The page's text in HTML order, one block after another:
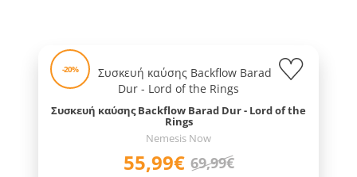
-20%
Συσκευή καύσης Backflow Barad Dur - Lord of the
Rings
Nemesis Now
55,99€ 69,99€